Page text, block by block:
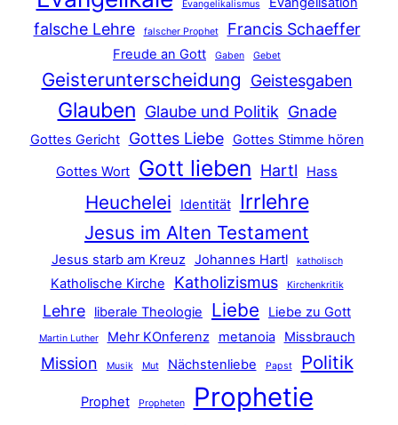
Evangelikalismus
falsche Lehre falscher Prophet Francis Schaeffer
Freude an Gott Gaben Gebet
Geisterunterscheidung Geistesgaben
Glauben Glaube und Politik Gnade
Gottes Gericht Gottes Liebe Gottes Stimme hören
Gottes Wort
Gott lieben Hartl Hass
Heuchelei Identität Irrlehre
Jesus im Alten Testament
Jesus starb am Kreuz Johannes Hartl katholisch
Katholische Kirche Katholizismus Kirchenkritik
Lehre liberale Theologie Liebe Liebe zu Gott
Martin Luther Mehr KOnferenz metanoia Missbrauch
Mission Musik Mut Nächstenliebe Papst Politik
Prophet Propheten Prophetie